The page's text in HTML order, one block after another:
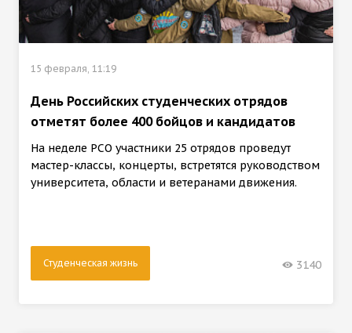
15 февраля, 11:19
День Российских студенческих отрядов
отметят более 400 бойцов и кандидатов
На неделе РСО участники 25 отрядов проведут
мастер-классы, концерты, встретятся руководством
университета, области и ветеранами движения.
Студенческая жизнь 3140